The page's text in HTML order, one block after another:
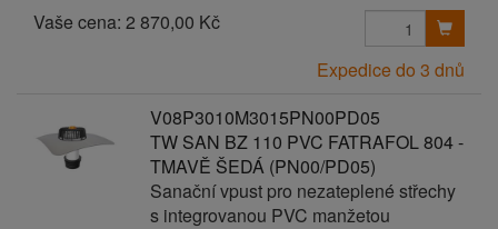
Vaše cena: 2 870,00 Kč
Expedice do 3 dnů
V08P3010M3015PN00PD05
TW SAN BZ 110 PVC FATRAFOL 804 -
TMAVĚ ŠEDÁ (PN00/PD05)
Sanační vpust pro nezateplené střechy
s integrovanou PVC manžetou